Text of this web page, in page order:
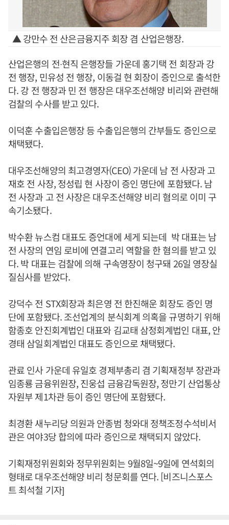
▲ 강만수 전 산은금융지주 회장 겸 산업은행장.
산업은행의 전∙현직 은행장들 가운데 홍기택 전 회장과 강
전 행장, 민유성 전 행장, 이동걸 현 회장이 증인으로 출석한
다. 강 전 행장과 민 전 행장은 대우조선해양 비리와 관련해
검찰의 수사를 받고 있다.
이덕훈 수출입은행장 등 수출입은행의 간부들도 증인으로
채택됐다.
대우조선해양의 최고경영자(CEO) 가운데 남 전 사장과 고
재호 전 사장, 정성립 현 사장이 증인 명단에 포함됐다. 남
전 사장과 고 전 사장은 대우조선해양 비리 혐의로 이미 구
속기소됐다.
박수환 뉴스컴 대표도 증언대에 세게 되는데 박 대표는 남
전 사장의 연임 로비에 연결고리 역할을 한 혐의를 받고 있
다. 박 대표는 검찰에 의해 구속영장이 청구돼 26일 영장실
질심사를 받았다.
강덕수 전 STX회장과 최은영 전 한진해운 회장도 증인 명
단에 포함됐다. 조선업계의 분식회계 의혹을 규명하기 위해
함종호 안진회계법인 대표와 김교태 삼정회계법인 대표, 안
경태 삼일회계법인 대표도 증인으로 채택됐다.
관료 인사 가운데 유일호 경제부총리 겸 기획재정부 장관과
임종룡 금융위원장, 진웅섭 금융감독원장, 정만기 산업통상
자원부 제1차관 등이 증인 명단에 포함됐다.
최경환 새누리당 의원과 안종범 청와대 정책조정수석비서
관은 여야3당 합의에 따라 증인으로 채택되지 않았다.
기획재정위원회와 정무위원회는 9월8일~9일에 연석회의
형태로 대우조선해양 비리 청문회를 연다. [비즈니스포스
트 최석철 기자]